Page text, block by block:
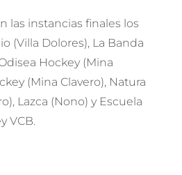
las instancias finales los
(Villa Dolores), La Banda
Hockey (Mina
(Mina Clavero), Natura
Lazca (Nono) y Escuela
VCB.